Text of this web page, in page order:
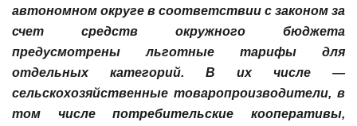
автономном округе в соответствии с законом за
счет средств окружного бюджета
предусмотрены
льготные тарифы для
отдельных категорий. В их числе —
сельскохозяйственные товаропроизводители, в
том числе потребительские кооперативы,